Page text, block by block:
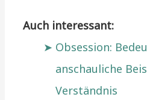
Auch interessant:
Obsession:
anschauliche
Verständnis